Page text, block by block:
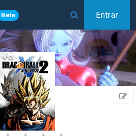
Beta Entrar